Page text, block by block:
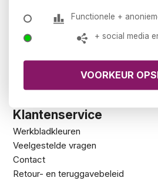
De 5 zekerheden van
Privacy statement
Klantenservice
Werkbladkleuren
Veelgestelde vragen
Contact
Retour- en teruggavebeleid
Functionele +
+ social media